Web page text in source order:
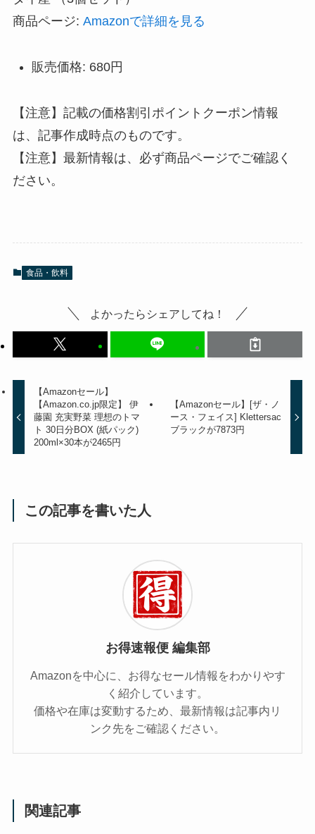
商品ページ: Amazonで詳細を見る
販売価格: 680円
【注意】記載の価格割引ポイントクーポン情報
は、記事作成時点のものです。
【注意】最新情報は、必ず商品ページでご確認く
ださい。
食品・飲料
よかったらシェアしてね！
【Amazonセール】
【Amazon.co.jp限定】 伊
藤園 充実野菜 理想のトマ
ト 30日分BOX (紙パック)
200ml×30本が2465円
【Amazonセール】[ザ・ノ
ース・フェイス] Klettersac
ブラックが7873円
この記事を書いた人
お得速報便 編集部
Amazonを中心に、お得なセール情報をわかりやす
く紹介しています。
価格や在庫は変動するため、最新情報は記事内リ
ンク先をご確認ください。
関連記事